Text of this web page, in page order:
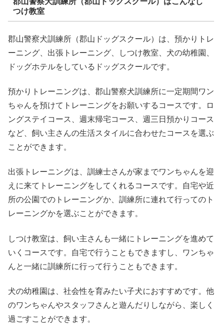
つけ教室
郡山警察犬訓練所（郡山ドッグスクール）は、預かりトレ
ーニング、出張トレーニング、しつけ教室、犬の幼稚園、
ドッグホテルをしているドッグスクールです。
預かりトレーニングは、郡山警察犬訓練所に一定期間ワン
ちゃんを預けてトレーニングをお願いするコースです。ロ
ングステイコース、週末帰宅コース、週三日預かりコース
など、飼い主さんの生活スタイルに合わせたコースを選ぶ
ことができます。
出張トレーニングは、訓練士さんが家までワンちゃんを迎
えに来てトレーニングをしてくれるコースです。自宅や近
所の公園でのトレーニングか、訓練所に連れて行ってのト
レーニングかを選ぶことができます。
しつけ教室は、飼い主さんも一緒にトレーニングを進めて
いくコースです。自宅で行うこともできますし、ワンちゃ
んと一緒に訓練所に行って行うこともできます。
犬の幼稚園は、社会性を育みたい子犬におすすめです。他
のワンちゃんやスタッフさんと遊んだりしながら、楽しく
過ごすことができます。